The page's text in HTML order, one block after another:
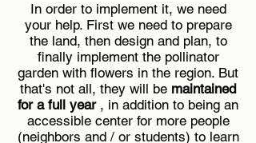
In order to implement it, we need
your help. First we need to prepare
the land, then design and plan, to
finally implement the pollinator
garden with flowers in the region. But
that's not all, they will be maintained
for a full year, in addition to being an
accessible center for more people
(neighbors and / or students) to learn